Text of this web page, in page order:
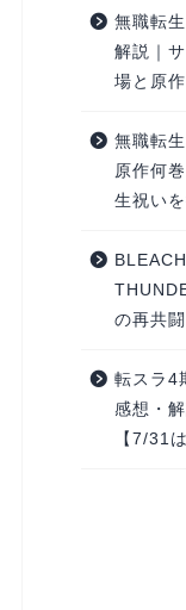
無職転
解説｜
場と原
無職転
原作何
生祝い
の再共
転スラ4
感想・
【7/31